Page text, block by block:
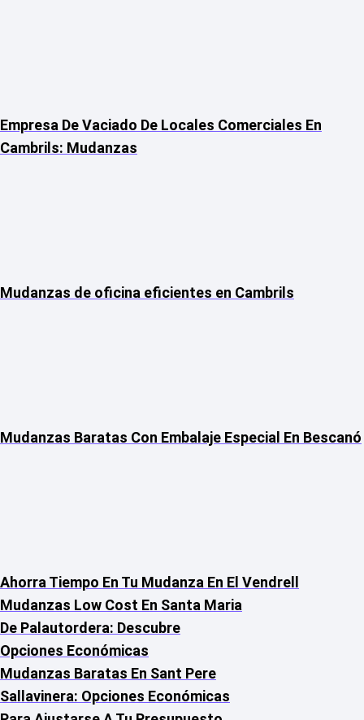
Empresa De Vaciado De Locales Comerciales En
Cambrils: Mudanzas
Mudanzas de oficina eficientes en Cambrils
Mudanzas Baratas Con Embalaje Especial En Bescanó
Ahorra Tiempo En Tu Mudanza En El Vendrell
Mudanzas Low Cost En Santa Maria
De Palautordera: Descubre
Opciones Económicas
Mudanzas Baratas En Sant Pere
Sallavinera: Opciones Económicas